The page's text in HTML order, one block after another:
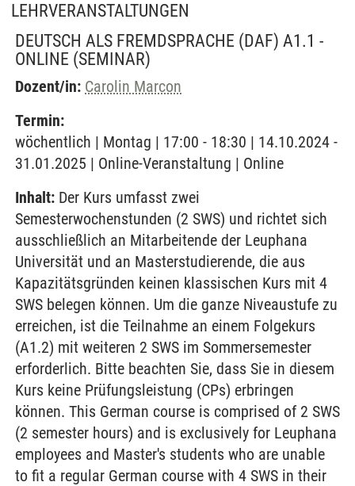
LEHRVERANSTALTUNGEN
DEUTSCH ALS FREMDSPRACHE (DAF) A1.1 -
ONLINE (SEMINAR)
Dozent/in: Carolin Marcon
Termin:
wöchentlich | Montag | 17:00 - 18:30 | 14.10.2024 -
31.01.2025 | Online-Veranstaltung | Online
Inhalt: Der Kurs umfasst zwei
Semesterwochenstunden (2 SWS) und richtet sich
ausschließlich an Mitarbeitende der Leuphana
Universität und an Masterstudierende, die aus
Kapazitätsgründen keinen klassischen Kurs mit 4
SWS belegen können. Um die ganze Niveaustufe zu
erreichen, ist die Teilnahme an einem Folgekurs
(A1.2) mit weiteren 2 SWS im Sommersemester
erforderlich. Bitte beachten Sie, dass Sie in diesem
Kurs keine Prüfungsleistung (CPs) erbringen
können. This German course is comprised of 2 SWS
(2 semester hours) and is exclusively for Leuphana
employees and Master's students who are unable
to fit a regular German course with 4 SWS in their